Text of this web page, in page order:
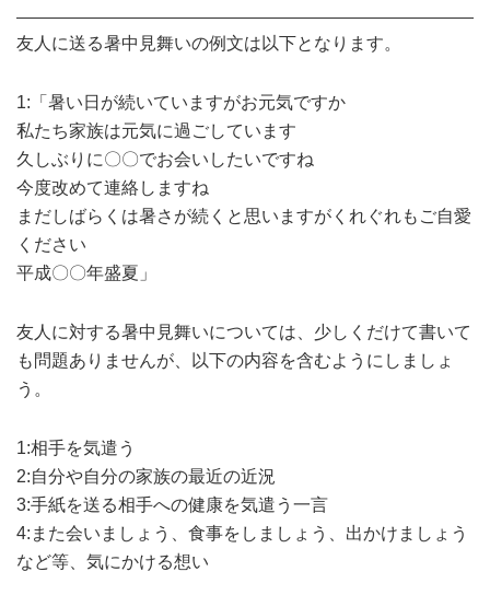
友人に送る暑中見舞いの例文は以下となります。
1:「暑い日が続いていますがお元気ですか
私たち家族は元気に過ごしています
久しぶりに〇〇でお会いしたいですね
今度改めて連絡しますね
まだしばらくは暑さが続くと思いますがくれぐれもご自愛
ください
平成〇〇年盛夏」
友人に対する暑中見舞いについては、少しくだけて書いて
も問題ありませんが、以下の内容を含むようにしましょ
う。
1:相手を気遣う
2:自分や自分の家族の最近の近況
3:手紙を送る相手への健康を気遣う一言
4:また会いましょう、食事をしましょう、出かけましょう
など等、気にかける想い